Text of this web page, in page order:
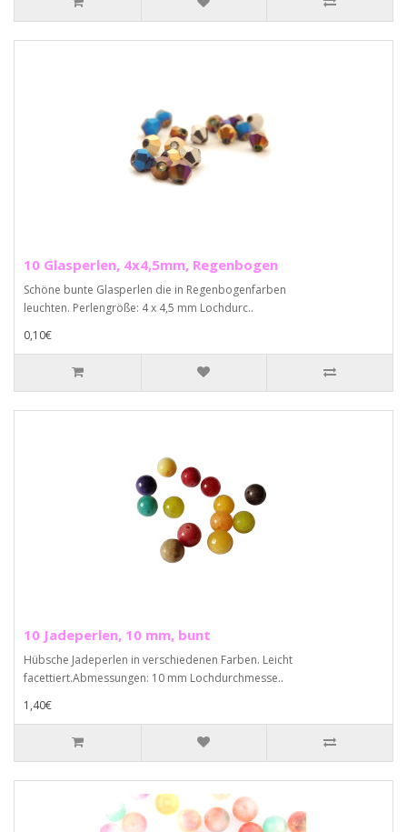
10 Glasperlen, 4x4,5mm, Regenbogen
Schöne bunte Glasperlen die in Regenbogenfarben
leuchten. Perlengröße: 4 x 4,5 mm Lochdurc..
0,10€
10 Jadeperlen, 10 mm, bunt
Hübsche Jadeperlen in verschiedenen Farben. Leicht
facettiert.Abmessungen: 10 mm Lochdurchmesse..
1,40€